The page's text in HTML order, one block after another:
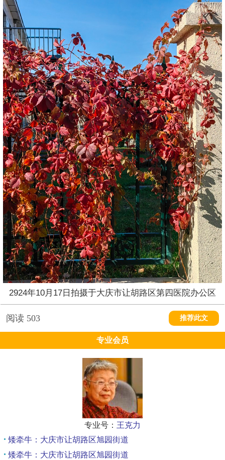
2924年10月17日拍摄于大庆市让胡路区第四医院办公区
阅读 503 推荐此文
专业会员
专业号： 王克力
矮牵牛：大庆市让胡路区旭园街道
矮牵牛：大庆市让胡路区旭园街道